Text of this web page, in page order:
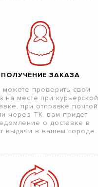
ПОЛУЧЕНИЕ ЗАКАЗА
можете проверить свой
на месте при курьерской
при отправке почтой
через ТК, вам придет
о доставке в
выдачи в вашем городе.